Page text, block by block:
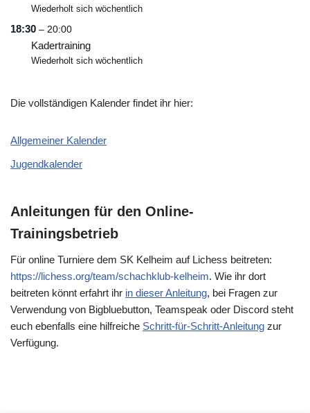
Wiederholt sich wöchentlich
18:30 – 20:00
Kadertraining
Wiederholt sich wöchentlich
Die vollständigen Kalender findet ihr hier:
Allgemeiner Kalender
Jugendkalender
Anleitungen für den Online-
Trainingsbetrieb
Für online Turniere dem SK Kelheim auf Lichess beitreten:
https://lichess.org/team/schachklub-kelheim. Wie ihr dort
beitreten könnt erfahrt ihr in dieser Anleitung, bei Fragen zur
Verwendung von Bigbluebutton, Teamspeak oder Discord steht
euch ebenfalls eine hilfreiche Schritt-für-Schritt-Anleitung zur
Verfügung.